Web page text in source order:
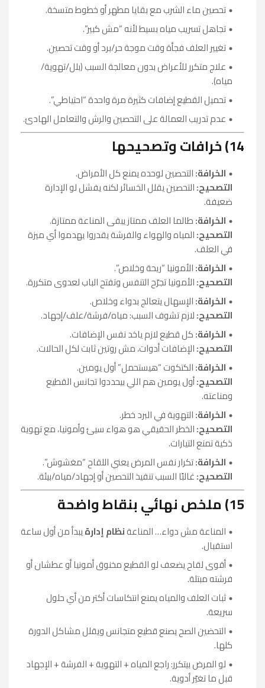
تحصين ماء الشرب مع بقايا مطهر أو خطوط متسخة.
تجاهل تسريب مياه بسيط لأنه “مش كبير”.
تغيير العلف فجأة وقت موجة حر/برد أو وقت تحصين.
علاج متكرر للأعراض بدون معالجة السبب (بلل/تهوية/
مياه).
تحميل القطيع إضافات كثيرة مرة واحدة “احتياطي”.
عدم تدريب العمالة على التحصين والرش والتعامل الهادئ.
14) خرافات وتصحيحها
الخرافة:التحصين لوحده يمنع كل الأمراض.
التصحيح:التحصين يقلل الخسائر لكنه يفشل لو الإدارة
ضعيفة.
الخرافة:طالما العلف ممتاز يبقى المناعة ممتازة.
التصحيح:المياه والهواء والفرشة يقدروا يهدموا أي ميزة
في العلف.
الخرافة:الأمونيا “ريحة وخلاص”.
التصحيح:الأمونيا تجرّح التنفس وتفتح الباب لعدوى متكررة.
الخرافة:الإسهال يتعالج بدواء وخلاص.
التصحيح:لازم تشوف السبب: مياه/فرشة/علف/إجهاد.
الخرافة:كل قطيع لازم ياخد نفس الإضافات.
التصحيح:الإضافات أدوات، مش روتين ثابت لكل الحالات.
الخرافة:الكتكوت “هيستحمل” أول يومين.
التصحيح:أول يومين هم اللي بيحددوا تجانس القطيع
ومناعته.
الخرافة:التهوية في البرد خطر.
التصحيح:الخطر الحقيقي هو هواء سيئ وأمونيا، مع تهوية
ذكية تمنع التيارات.
الخرافة:تكرار نفس المرض يعني اللقاح “مغشوش”.
التصحيح:غالبًا السبب تنفيذ التحصين أو إجهاد/مياه/بيئة.
15) ملخص نهائي بنقاط واضحة
المناعة مش دواء… المناعةنظام إدارةيبدأ من أول ساعة
استقبال.
أقوى لقاح يضعف لو القطيع مخنوق أمونيا أو عطشان أو
فرشته مبتلة.
ثبات العلف والمياه يمنع انتكاسات أكتر من أي حلول
سريعة.
التحضين الصح يصنع قطيع متجانس ويقلل مشاكل الدورة
كلها.
لو المرض بيتكرر: راجع المياه + التهوية + الفرشة + الإجهاد
قبل ما تغيّر أدوية.